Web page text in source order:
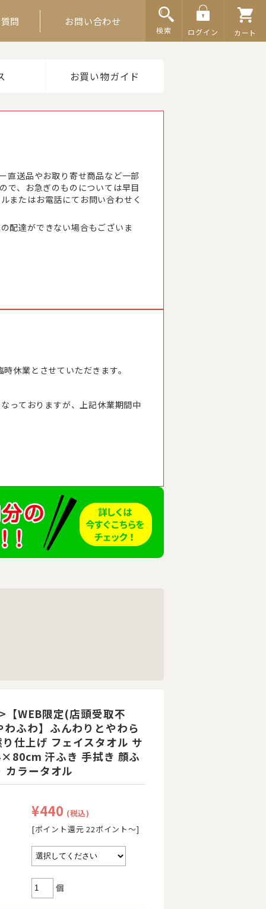
問 お問い合わせ
検索 ログイン カート
お買い物ガイド
直送品やお取り寄せ商品など一部
で、お急ぎのものについては早目
またはお電話にてお問い合わせく
配達ができない場合もございま
休業とさせていただきます。
っておりますが、上記休業期間中
【WEB限定(店頭受取不
わふわ】ふんわりとやわら
仕上げ フェイスタオル サ
汗ふき 手拭き 顔ふ
カラータオル
¥440 (税込)
[ポイント還元 22ポイント〜]
個